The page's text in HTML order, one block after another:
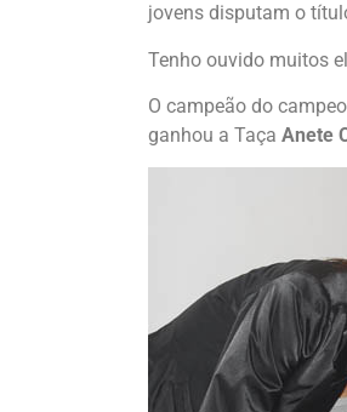
jovens disputam o
Tenho ouvido muitos
O campeão do
ganhou a Taça Anete